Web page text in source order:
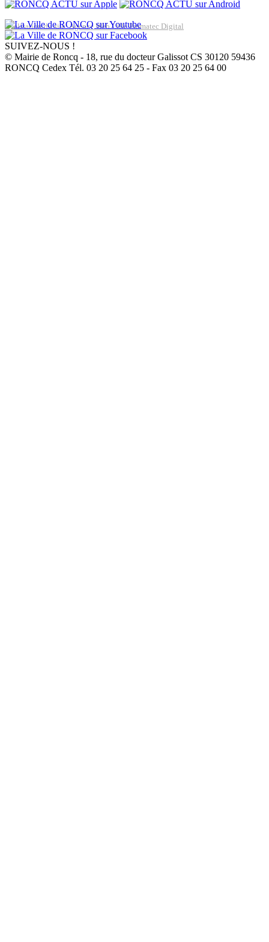
Réalisation du site: Agence Web Lille Promatec Digital
SUIVEZ-NOUS !
© Mairie de Roncq - 18, rue du docteur Galissot CS 30120 59436
RONCQ Cedex Tél. 03 20 25 64 25 - Fax 03 20 25 64 00